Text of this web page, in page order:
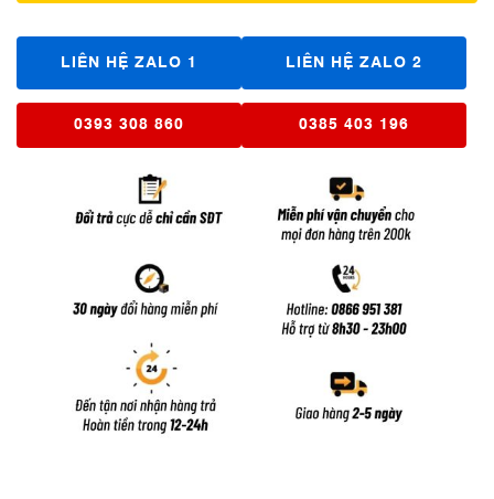
LIÊN HỆ ZALO 1 LIÊN HỆ ZALO 2
0393 308 860 0385 403 196